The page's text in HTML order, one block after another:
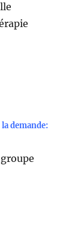
demande: